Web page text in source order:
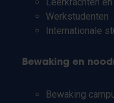
Werkstudenten
Internationale
Bewaking en
Bewaking